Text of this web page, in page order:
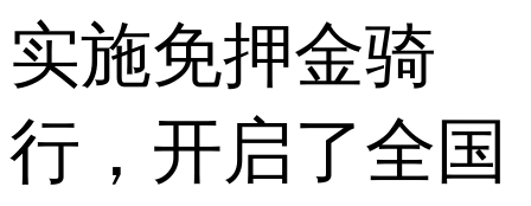
实施免押金骑
行，开启了全国